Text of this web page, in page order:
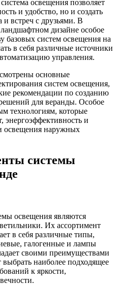
освещения позволяет
и удобство, но и создать
встреч с друзьями. В
дизайне особое
базовых систем освещения на
в себя различные источники
управления.
основные
систем освещения,
рекомендации по созданию
для веранды. Особое
технологиям, которые
энергоэффективность и
освещения наружных
системы
освещения являются
Их ассортимент
в себя различные типы,
галогенные и лампы
своими преимуществами
выбрать наиболее подходящее
к яркости,